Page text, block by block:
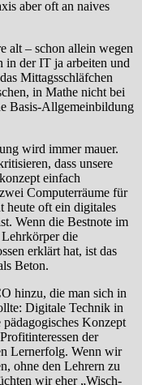
aber oft an naives
alt – schon allein wegen
in der IT ja arbeiten und
Mittagsschläfchen
in Mathe nicht bei
Basis-Allgemeinbildung
wird immer mauer.
dass unsere
einfach
Computerräume für
heute oft ein digitales
Wenn die Bestnote im
Lehrkörper die
erklärt hat, ist das
Beton.
hinzu, die man sich in
Digitale Technik in
Konzept
der
Lernerfolg. Wenn wir
ohne den Lehrern zu
wir eher „Wisch-